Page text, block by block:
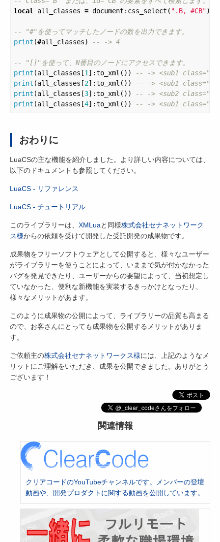
local
all_classes = document : css_select ( ".B, #CB")
-- "#"を使ってマッチしたノードの数を出力できます。
print (#all_classes) -- -> 4
-- "[]"を使って、N番目のノードにアクセスできます。
print (all_classes [1 ]:to_xml ())
-- -> <sub1
print (all_classes [2]:to_xml ())
-- -> <sub1 class="B"
print (all_classes [3]:to_xml ())
-- -> <sub2
print (all_classes [4]:to_xml ()) -- -> <sub1 class="A"
おわりに
LuaCSの主な機能を紹介しました。より詳しい内容については、
以下のドキュメントも参照してください。
LuaCS - リファレンス
LuaCS - チュートリアル
このライブラリーは、 XMLuaと同様株式会社セナネットワーク
ス様からの依頼を受けて開発した受託開発の成果物です。
成果物をフリーソフトウェアとして公開すると、様々なユーザー
がライブラリーを使うことによって、いままで気が付かなかった
バグを発見できたり、ユーザーからの要望によって、当初想定し
ていなかった、便利な新機能を実装するきっかけとなったり、
様々なメリットがあます。
このように成果物の公開によって、ライブラリーの品質も高まる
ので、お客さんにとっても成果物を公開するメリットがありま
す。
ご依頼主の株式会社セナネットワークス様には、上記のようなメ
リットにご理解をいただき、成果を公開できました。ありがとう
ございます！
関連情報
クリアコードのYouTubeチャンネルです。メンバーの登壇
動画や、開発プロダクトに関する動画を公開しています。